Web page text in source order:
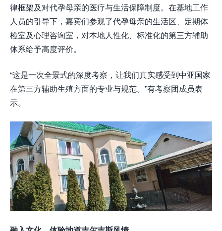
律框架及对代孕母亲的医疗与生活保障制度。在基地工作
人员的引导下，嘉宾们参观了代孕母亲的生活区、定期体
检室及心理咨询室，对本地人性化、标准化的第三方辅助
体系给予高度评价。
“这是一次全景式的深度考察，让我们真实感受到中亚国家
在第三方辅助生殖方面的专业与规范。”有考察团成员表
示。